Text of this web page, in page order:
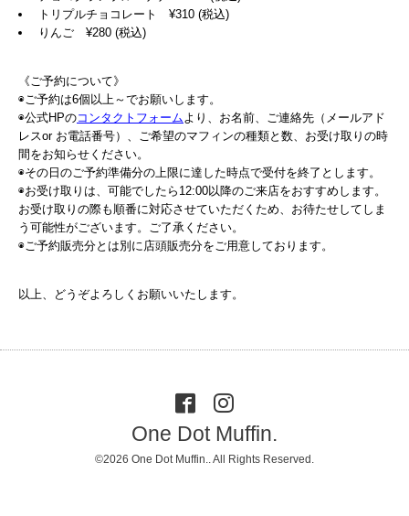
トリプルチョコレート ¥310 (税込)
りんご ¥280 (税込)
《ご予約について》
◉ご予約は6個以上～でお願いします。
◉公式HPのコンタクトフォームより、お名前、ご連絡先（メールアド
レスor お電話番号）、ご希望のマフィンの種類と数、お受け取りの時
間をお知らせください。
◉その日のご予約準備分の上限に達した時点で受付を終了とします。
◉お受け取りは、可能でしたら12:00以降のご来店をおすすめします。
お受け取りの際も順番に対応させていただくため、お待たせしてしま
う可能性がございます。ご了承ください。
◉ご予約販売分とは別に店頭販売分をご用意しております。
以上、どうぞよろしくお願いいたします。
One Dot Muffin.
©2026 One Dot Muffin.. All Rights Reserved.